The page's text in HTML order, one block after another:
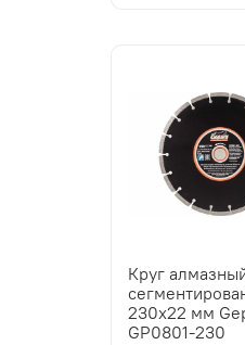
Круг
230х22 мм
GP0801-230